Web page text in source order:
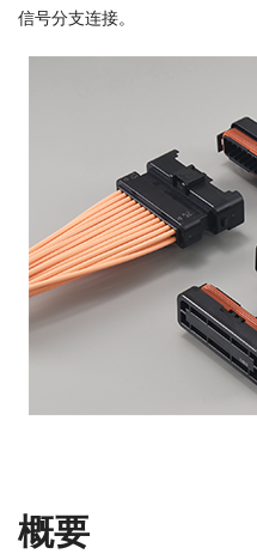
信号分支连接。
概要